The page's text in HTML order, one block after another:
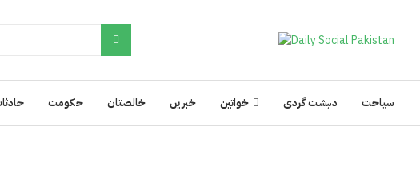
حکومت خالصتان خبریں خواتین دہشت گردی سیاحت